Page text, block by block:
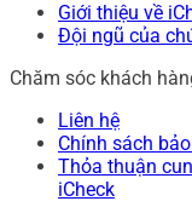
Giới thiệu về
Đội ngũ của
Chăm sóc khách
Liên hệ
Chính sách
Thỏa thuận
iCheck